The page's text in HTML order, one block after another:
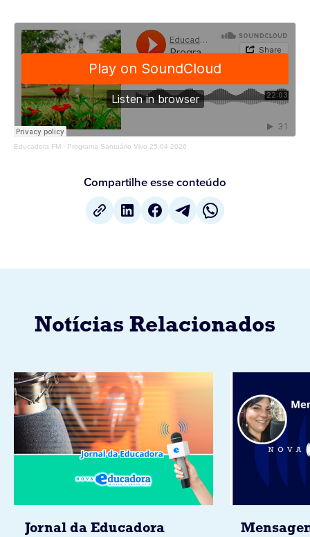
Educadora FM · Programa Santuário Vivo 25-04-2026
Compartilhe esse conteúdo
Notícias Relacionados
Jornal da Educadora